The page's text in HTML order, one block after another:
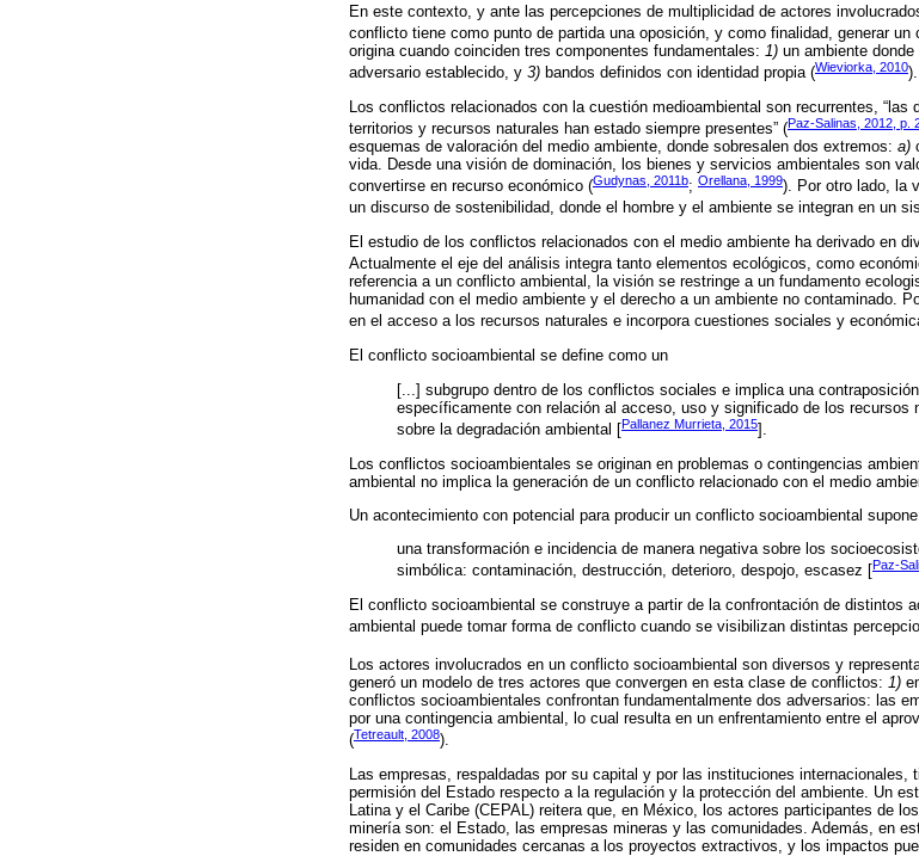
En este contexto, y ante las percepciones de multiplicidad de actores
conflicto tiene como punto de partida una oposición, y como finalidad, generar un
origina cuando coinciden tres componentes fundamentales: 1) un ambiente
adversario establecido, y 3) bandos definidos con identidad propia (Wieviorka, 2010).
Los conflictos relacionados con la cuestión medioambiental son recurrentes,
territorios y recursos naturales han estado siempre presentes” (Paz-Salinas, 2012, p.
esquemas de valoración del medio ambiente, donde sobresalen dos extremos: a)
vida. Desde una visión de dominación, los bienes y servicios ambientales son
convertirse en recurso económico (Gudynas, 2011b; Orellana, 1999). Por otro lado, la
un discurso de sostenibilidad, donde el hombre y el ambiente se integran en un
El estudio de los conflictos relacionados con el medio ambiente ha derivado en
Actualmente el eje del análisis integra tanto elementos ecológicos, como
referencia a un conflicto ambiental, la visión se restringe a un fundamento
humanidad con el medio ambiente y el derecho a un ambiente no contaminado.
en el acceso a los recursos naturales e incorpora cuestiones sociales y
El conflicto socioambiental se define como un
[...] subgrupo dentro de los conflictos sociales e implica una
específicamente con relación al acceso, uso y significado de los recursos
sobre la degradación ambiental [Pallanez Murrieta, 2015].
Los conflictos socioambientales se originan en problemas o contingencias
ambiental no implica la generación de un conflicto relacionado con el medio
Un acontecimiento con potencial para producir un conflicto socioambiental
una transformación e incidencia de manera negativa sobre los
simbólica: contaminación, destrucción, deterioro, despojo, escasez [Paz-
El conflicto socioambiental se construye a partir de la confrontación de distintos
ambiental puede tomar forma de conflicto cuando se visibilizan distintas
Los actores involucrados en un conflicto socioambiental son diversos y
generó un modelo de tres actores que convergen en esta clase de conflictos: 1)
conflictos socioambientales confrontan fundamentalmente dos adversarios: las
por una contingencia ambiental, lo cual resulta en un enfrentamiento entre el
(Tetreault, 2008).
Las empresas, respaldadas por su capital y por las instituciones
permisión del Estado respecto a la regulación y la protección del ambiente. Un
Latina y el Caribe (CEPAL) reitera que, en México, los actores participantes de
minería son: el Estado, las empresas mineras y las comunidades. Además, en
residen en comunidades cercanas a los proyectos extractivos, y los impactos